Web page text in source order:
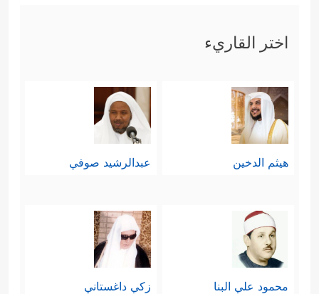
اختر القاريء
هيثم الدخين عبدالرشيد صوفي
محمود علي البنا زكي داغستاني